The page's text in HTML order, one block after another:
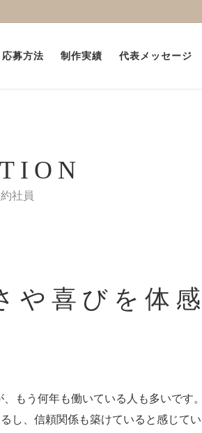
応募方法 制作実績 代表メッセージ
社員
や喜びを体
もう何年も働いている人も多いです。
し、信頼関係も築けていると感じてい